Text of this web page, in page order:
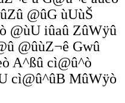
@ûG ùUùŠ
@ùU iûaû ZûWÿû
@ûùZ¬ê Gwû
A^ßû cì@û^ò
cì@û^ûB MûWÿò